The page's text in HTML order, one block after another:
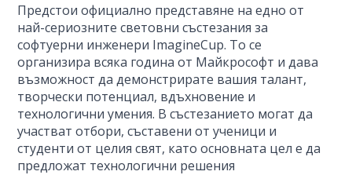
Предстои официално представяне на едно от
най-сериозните световни състезания за
софтуерни инженери ImagineCup. То се
организира всяка година от Майкрософт и дава
възможност да демонстрирате вашия талант,
творчески потенциал, вдъхновение и
технологични умения. В състезанието могат да
участват отбори, съставени от ученици и
студенти от целия свят, като основната цел е да
предложат технологични решения